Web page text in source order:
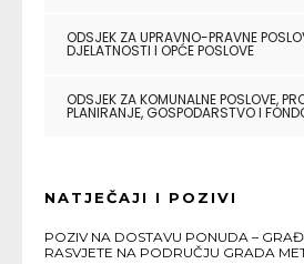
ODSJEK ZA UPRAVNO-PRAVNE
DJELATNOSTI I OPĆE POSLOVE
ODSJEK ZA KOMUNALNE POSLOVE,
PLANIRANJE, GOSPODARSTVO I
NATJEČAJI I POZIVI
POZIV NA DOSTAVU PONUDA –
RASVJETE NA PODRUČJU GRADA